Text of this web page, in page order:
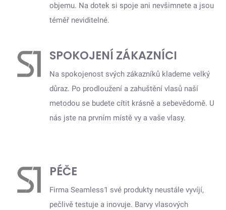
objemu. Na dotek si spoje ani nevšimnete a jsou
téměř neviditelné.
SPOKOJENÍ ZÁKAZNÍCI
Na spokojenost svých zákazníků klademe velký
důraz. Po prodloužení a zahuštění vlasů naší
metodou se budete cítit krásně a sebevědomě. U
nás jste na prvním místě vy a vaše vlasy.
PÉČE
Firma Seamless1 své produkty neustále vyvíjí,
pečlivě testuje a inovuje. Barvy vlasových